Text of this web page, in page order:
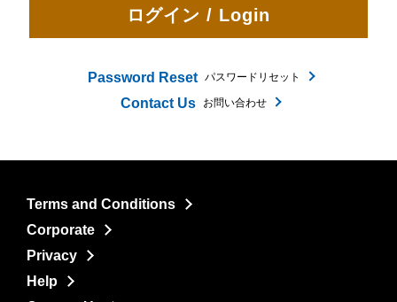
Password Reset パスワードリセット
Contact Us お問い合わせ
Terms and Conditions
Corporate
Privacy
Help